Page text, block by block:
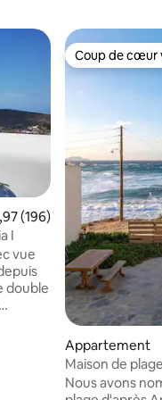
appréciés
moyenne sur la
(196)
I
vue
double
Coup de cœur
Coup de cœur
Appartement
Maison de
Nous avons